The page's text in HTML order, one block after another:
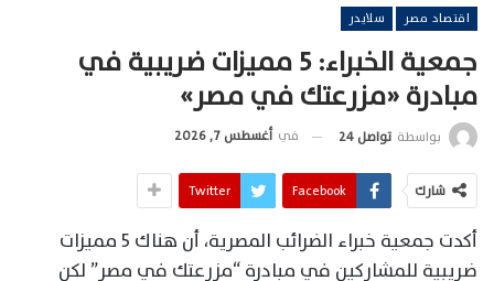
اقتصاد مصر سلايدر
جمعية الخبراء: 5 مميزات ضريبية في
مبادرة «مزرعتك في مصر»
بواسطة تواصل 24 في أغسطس 7, 2026
شارك Facebook
Twitter
أكدت جمعية خبراء الضرائب المصرية، أن هناك 5 مميزات
ضريبية للمشاركين في مبادرة “مزرعتك في مصر” لكن